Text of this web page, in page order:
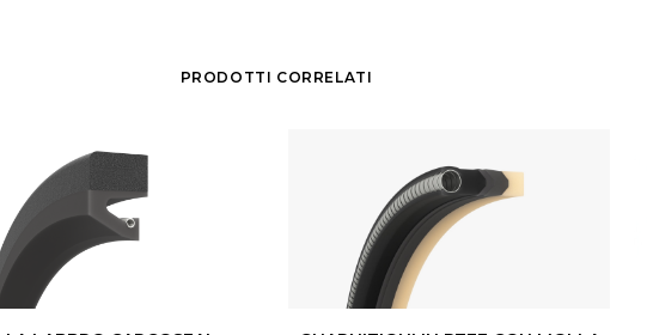
PRODOTTI CORRELATI